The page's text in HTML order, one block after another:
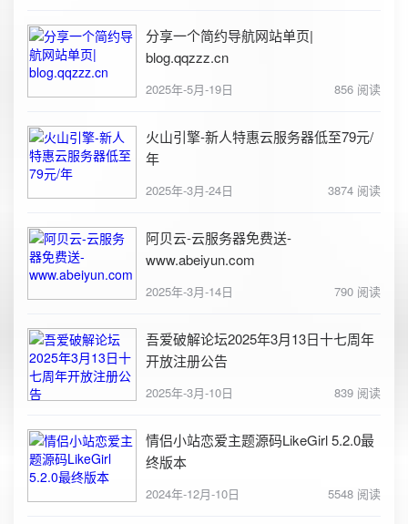
分享一个简约导航网站单页|
blog.qqzzz.cn
2025年-5月-19日 856 阅读
火山引擎-新人特惠云服务器低至79元/
年
2025年-3月-24日 3874 阅读
阿贝云-云服务器免费送-
www.abeiyun.com
2025年-3月-14日 790 阅读
吾爱破解论坛2025年3月13日十七周年
开放注册公告
2025年-3月-10日 839 阅读
情侣小站恋爱主题源码LikeGirl 5.2.0最
终版本
2024年-12月-10日 5548 阅读